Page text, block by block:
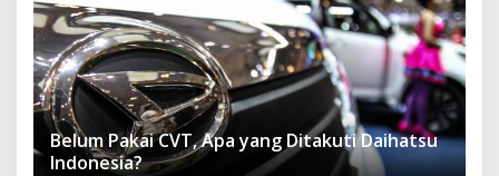
Belum Pakai CVT, Apa yang Ditakuti Daihatsu
Indonesia?